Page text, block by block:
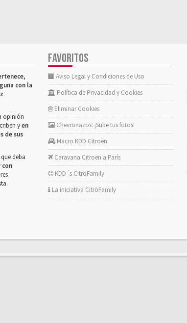
con la
opinión
yen
de sus
deba
con
FAVORITOS
Aviso Legal y Condiciones de Uso
Política de Privacidad y Cookies
Eliminar Cookies
Chevronazos: ¡Sube tus fotos!
Macro KDD Citroën
Caravana Citroën a París
KDD´s CitröFamily
La iniciativa CitröFamily